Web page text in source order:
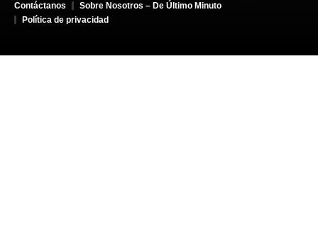
Contáctanos
Sobre Nosotros – De Último Minuto
Política de privacidad